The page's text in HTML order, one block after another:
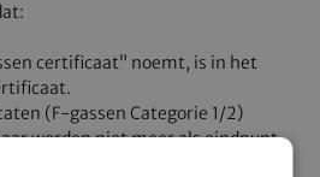
certificaat” noemt, is in het
(F‑gassen Categorie 1/2)
worden niet meer als eindpunt
is A1 of een ander certificaat in het